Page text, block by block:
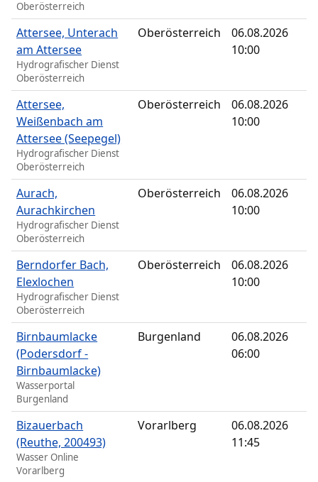
Oberösterreich
Attersee, Unterach
am Attersee
Hydrografischer Dienst
Oberösterreich
Oberösterreich
06.08.2026
10:00
Attersee,
Weißenbach am
Attersee (Seepegel)
Hydrografischer Dienst
Oberösterreich
Oberösterreich
06.08.2026
10:00
Aurach,
Aurachkirchen
Hydrografischer Dienst
Oberösterreich
Oberösterreich
06.08.2026
10:00
Berndorfer Bach,
Elexlochen
Hydrografischer Dienst
Oberösterreich
Oberösterreich
06.08.2026
10:00
Birnbaumlacke
(Podersdorf -
Birnbaumlacke)
Wasserportal
Burgenland
Burgenland
06.08.2026
06:00
Bizauerbach
(Reuthe, 200493)
Wasser Online
Vorarlberg
Vorarlberg
06.08.2026
11:45